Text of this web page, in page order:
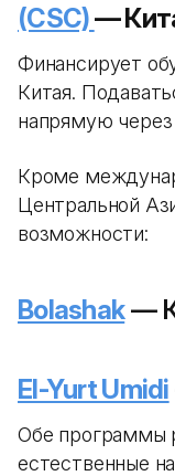
(CSC)—
Финансирует
Китая.
напрямую через
Кроме
Центральной
возможности:
Bolashak—
El-Yurt Umidi
Обе программы
естественные